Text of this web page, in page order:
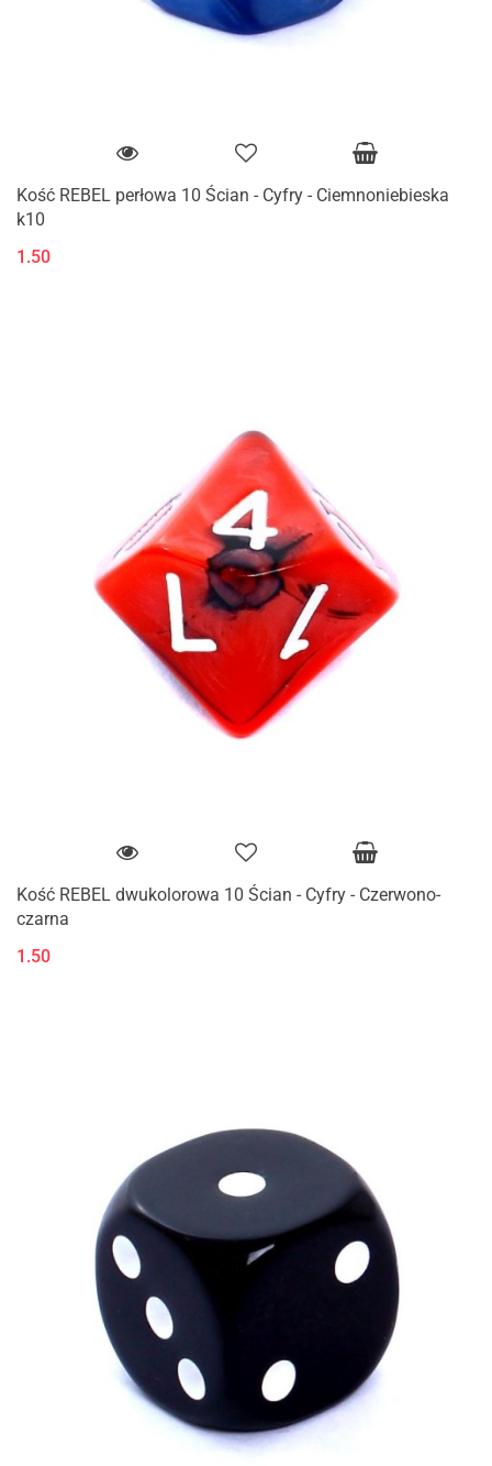
Kość REBEL perłowa 10 Ścian - Cyfry - Ciemnoniebieska
k10
1.50
Kość REBEL dwukolorowa 10 Ścian - Cyfry - Czerwono-
czarna
1.50